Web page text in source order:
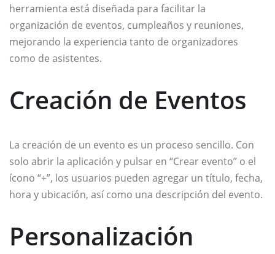
herramienta está diseñada para facilitar la
organización de eventos, cumpleaños y reuniones,
mejorando la experiencia tanto de organizadores
como de asistentes.
Creación de Eventos
La creación de un evento es un proceso sencillo. Con
solo abrir la aplicación y pulsar en “Crear evento” o el
ícono “+”, los usuarios pueden agregar un título, fecha,
hora y ubicación, así como una descripción del evento.
Personalización